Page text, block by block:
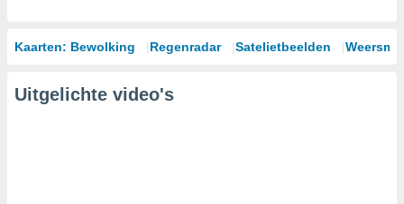
Kaarten: Bewolking Regenradar Satelietbeelden
Uitgelichte video's